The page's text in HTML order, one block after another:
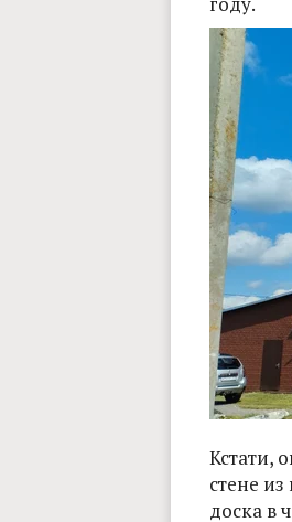
Кстати,
стене
доска в